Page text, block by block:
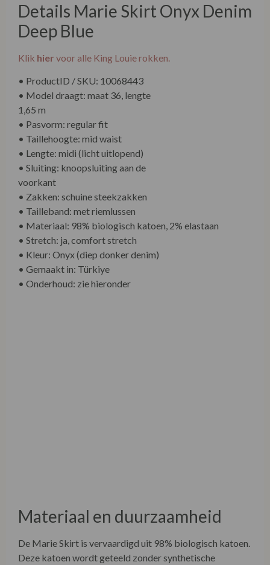
Details Marie Skirt Onyx Denim
Deep Blue
Klik hier voor alle King Louie rokken.
• ProductID / SKU: 10068443
• Model draagt: maat 36, lengte
1,65 m
• Pasvorm: regular fit
• Taillehoogte: mid waist
• Lengte: midi (licht uitlopend)
• Sluiting: knoopsluiting aan de
voorkant
• Zakken: schuine steekzakken
• Tailleband: met riemlussen
• Materiaal: 98% biologisch katoen, 2% elastaan
• Stretch: ja, comfort stretch
• Kleur: Onyx (diep donker denim)
• Gemaakt in: Türkiye
• Onderhoud: zie hieronder
Materiaal en duurzaamheid
De Marie Skirt is vervaardigd uit 98% biologisch katoen.
Deze katoen wordt geteeld zonder synthetische